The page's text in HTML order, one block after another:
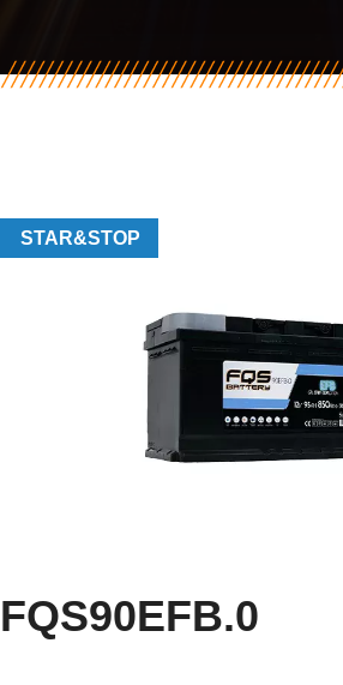
STAR&STOP
FQS90EFB.0